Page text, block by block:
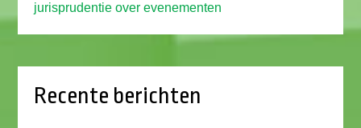
jurisprudentie over evenementen
Recente berichten